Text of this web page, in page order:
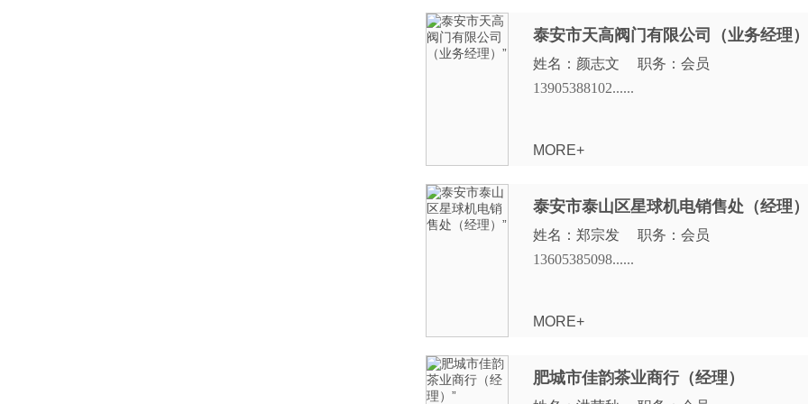
泰安市天高阀门有限公司（业务经理）
姓名：颜志文 职务：会员
13905388102......
MORE+
泰安市泰山区星球机电销售处（经理）
姓名：郑宗发 职务：会员
13605385098......
MORE+
肥城市佳韵茶业商行（经理）